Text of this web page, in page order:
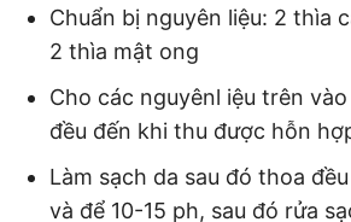
Chuẩn bị nguyên liệu: 2 thìa
2 thìa mật ong
Cho các nguyênl iệu trên
đều đến khi thu được hỗn
Làm sạch da sau đó thoa
và để 10-15 ph, sau đó rửa